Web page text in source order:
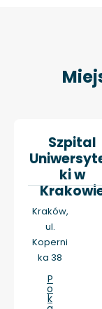
Szpital
ki w
Kraków,
ul.
Koperni
ka 38
P
o
k